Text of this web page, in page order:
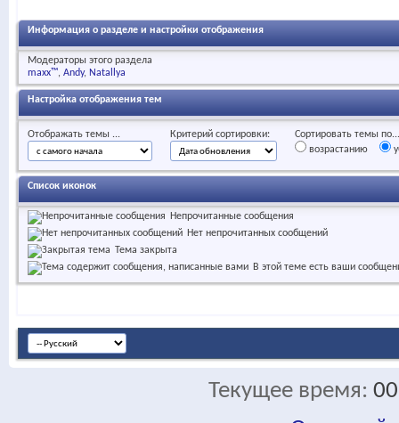
Информация о разделе и настройки отображения
Модераторы этого раздела
maxx™ Andy Natallya
Настройка отображения тем
Отображать темы ... Критерий сортировки:
Сортировать темы по...
возрастанию
Список иконок
Непрочитанные сообщения
Нет непрочитанных сообщений
Тема закрыта
В этой теме есть ваши
Текущее время: